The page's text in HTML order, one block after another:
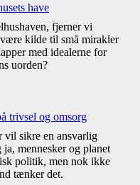
have
fjerner vi
kilde til små mirakler
med idealerne for
uorden?
trivsel og omsorg
vil sikre en ansvarlig
mennesker og planet
politik, men nok ikke
tænker det.